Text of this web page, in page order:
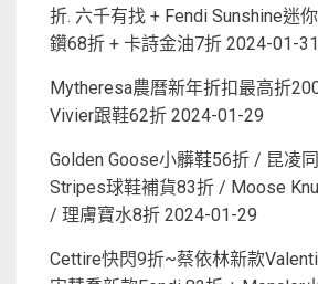
折. 六千有找 + Fendi Sunshine迷
鑽68折 + 卡詩金油7折 2024-01-31
Mytheresa農曆新年折扣最高折
Vivier跟鞋62折 2024-01-29
Golden Goose小髒鞋56折 / 昆凌
Stripes球鞋補貨83折 / Moose
/ 理膚寶水8折 2024-01-29
Cettire快閃9折~蔡依林新款